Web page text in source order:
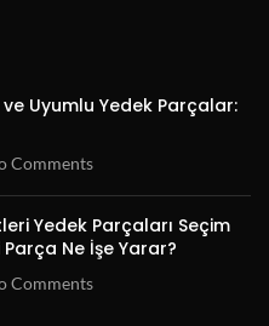
Uyumlu Yedek Parçalar:
Comments
Yedek Parçaları Seçim
Ne İşe Yarar?
Comments